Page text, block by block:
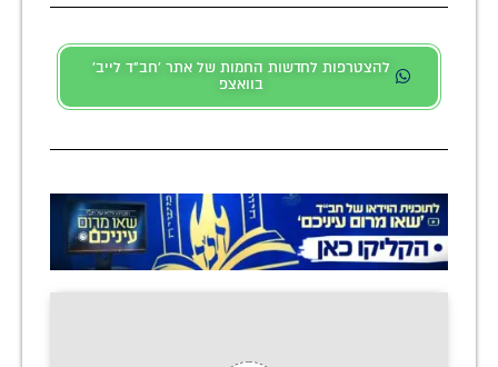
להצטרפות לחדשות החמות של אתר 'חב"ד לייב'
בוואצפ